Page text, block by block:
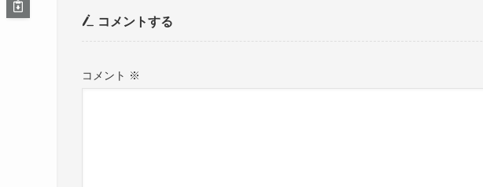
コメントする
コメント ※